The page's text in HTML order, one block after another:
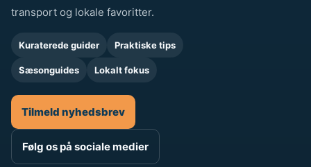
transport og lokale favoritter.
Kuraterede guider Praktiske tips
Sæsonguides Lokalt fokus
Tilmeld nyhedsbrev
Følg os på sociale medier